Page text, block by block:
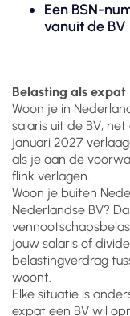
Een BSN-
vanuit de BV
Belasting als expat
Woon je in
salaris uit de BV, net
januari 2027
als je aan de
flink verlagen.
Woon je buiten
Nederlandse BV?
jouw salaris of
belastingverdrag
woont.
Elke situatie is
expat een BV wil